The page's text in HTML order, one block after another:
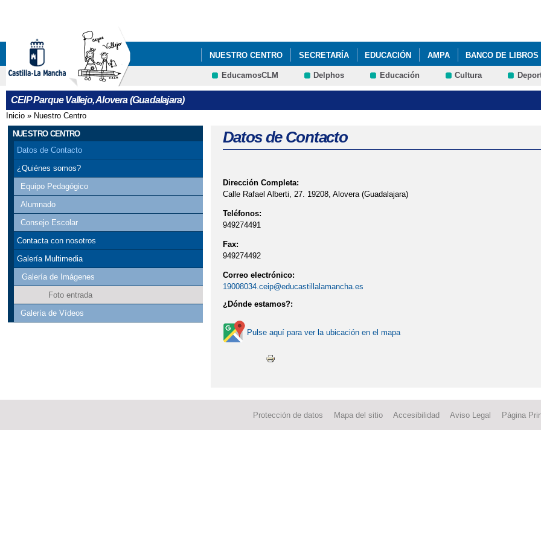
NUESTRO CENTRO SECRETARÍA EDUCACIÓN AMPA BANCO DE LIBROS
EducamosCLM Delphos Educación Cultura
CEIP Parque Vallejo, Alovera (Guadalajara)
Se encuentra usted aquí
Inicio » Nuestro Centro
NUESTRO CENTRO
Datos de Contacto
¿Quiénes somos?
Equipo Pedagógico
Alumnado
Consejo Escolar
Contacta con nosotros
Galería Multimedia
Galería de Imágenes
Foto entrada
Galería de Vídeos
Datos de Contacto
Dirección Completa:
Calle Rafael Alberti, 27. 19208, Alovera (Guadalajara)
Teléfonos:
949274491
Fax:
949274492
Correo electrónico:
19008034.ceip@educastillalamancha.es
¿Dónde estamos?:
Pulse aquí para ver la ubicación en el mapa
Protección de datos Mapa del sitio Accesibilidad Aviso Legal Página